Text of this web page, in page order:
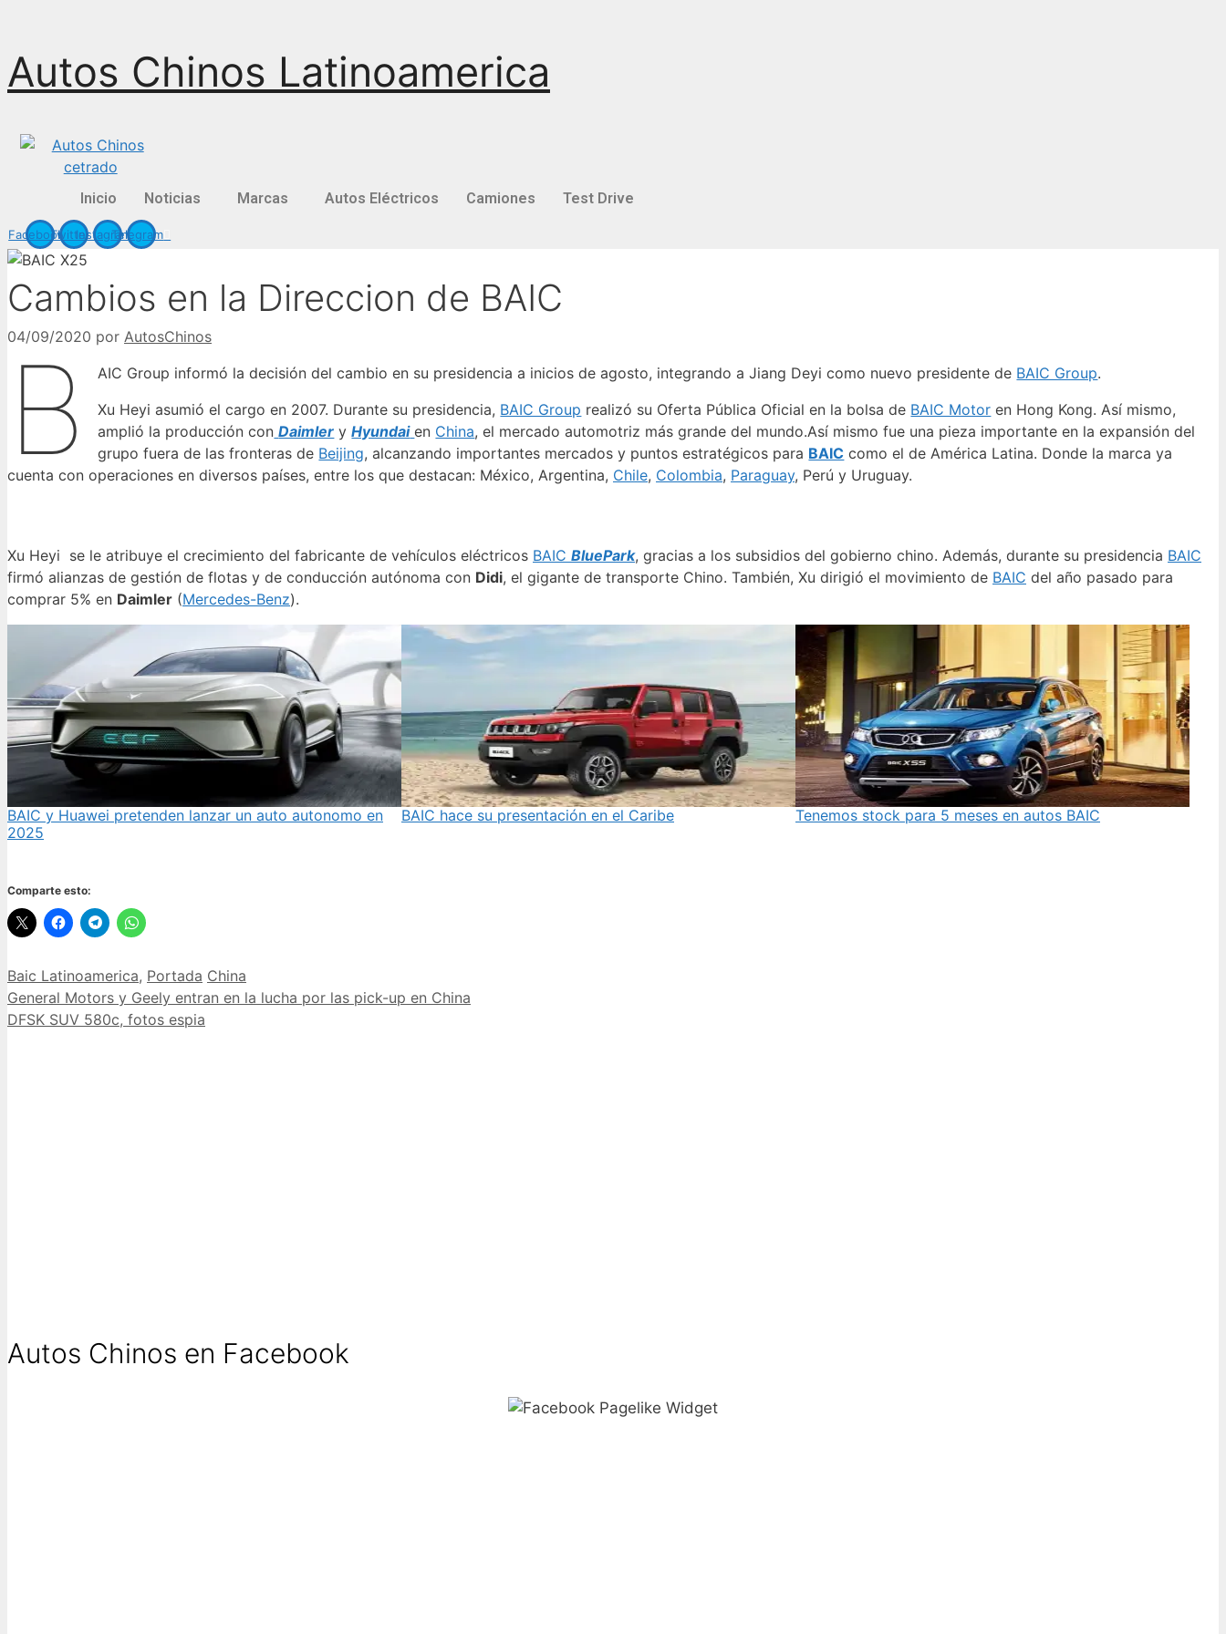
al
contenido
Autos Chinos Latinoamerica
Inicio Noticias Marcas Autos Eléctricos Camiones Test Drive
FacebookTwitterInstagramTelegram
Cambios en la Direccion de BAIC
04/09/2020 por AutosChinos
B AIC Group informó la decisión del cambio en su presidencia a inicios de agosto, integrando a Jiang Deyi como nuevo presidente de BAIC Group.
Xu Heyi asumió el cargo en 2007. Durante su presidencia, BAIC Group realizó su Oferta Pública Oficial en la bolsa de BAIC Motor en Hong Kong. Así mismo,
amplió la producción con Daimler yHyundai en China, el mercado automotriz más grande del mundo.Así mismo fue una pieza importante en la expansión del
grupo fuera de las fronteras de Beijing, alcanzando importantes mercados y puntos estratégicos para BAIC como el de América Latina. Donde la marca ya
cuenta con operaciones en diversos países, entre los que destacan: México, Argentina, Chile, Colombia, Paraguay, Perú y Uruguay.
Xu Heyi se le atribuye el crecimiento del fabricante de vehículos eléctricos BAIC BluePark, gracias a los subsidios del gobierno chino. Además, durante su presidencia BAIC
firmó alianzas de gestión de flotas y de conducción autónoma con Didi, el gigante de transporte Chino. También, Xu dirigió el movimiento de BAIC del año pasado para
comprar 5% en Daimler (Mercedes-Benz).
BAIC y Huawei pretenden lanzar un auto autonomo en
2025
BAIC hace su presentación en el Caribe Tenemos stock para 5 meses en autos BAIC
Comparte esto:
Categorías
Baic Latinoamerica, Portada Etiquetas
China
General Motors y Geely entran en la lucha por las pick-up en China
DFSK SUV 580c, fotos espia
Autos Chinos en Facebook